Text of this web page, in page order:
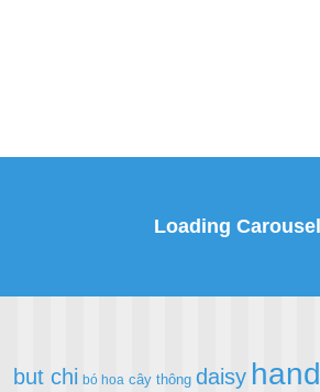
but chi bó hoa cây thông daisy